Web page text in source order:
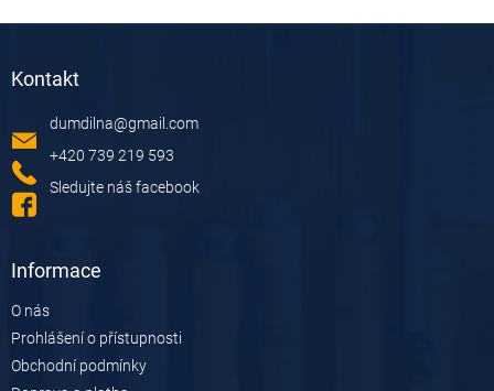
Kontakt
dumdilna@gmail.com
+420 739 219 593
Sledujte náš facebook
Informace
O nás
Prohlášení o přístupnosti
Obchodní podmínky